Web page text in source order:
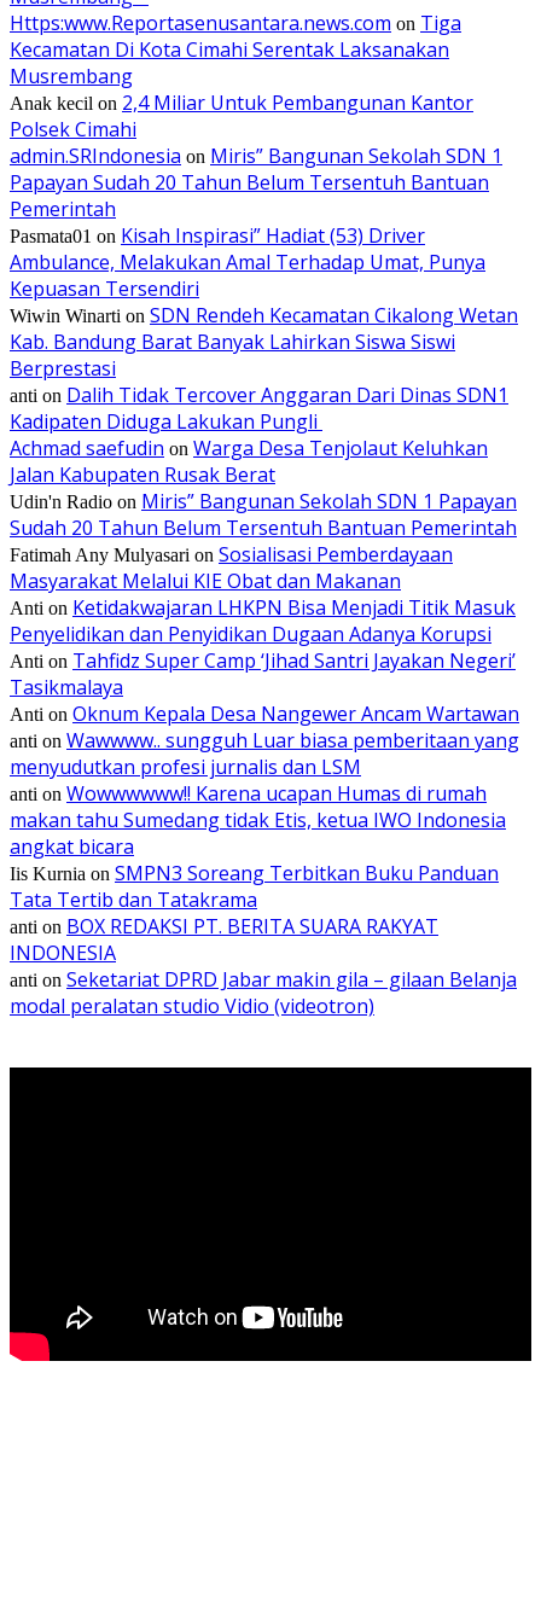
Https:www.Reportasenusantara.news.com on Tiga
Kecamatan Di Kota Cimahi Serentak Laksanakan
Musrembang
Anak kecil on 2,4 Miliar Untuk Pembangunan Kantor
Polsek Cimahi
admin.SRIndonesia on Miris” Bangunan Sekolah SDN 1
Papayan Sudah 20 Tahun Belum Tersentuh Bantuan
Pemerintah
Pasmata01 on Kisah Inspirasi” Hadiat (53) Driver
Ambulance, Melakukan Amal Terhadap Umat, Punya
Kepuasan Tersendiri
Wiwin Winarti on SDN Rendeh Kecamatan Cikalong Wetan
Kab. Bandung Barat Banyak Lahirkan Siswa Siswi
Berprestasi
anti on Dalih Tidak Tercover Anggaran Dari Dinas SDN1
Kadipaten Diduga Lakukan Pungli
Achmad saefudin on Warga Desa Tenjolaut Keluhkan
Jalan Kabupaten Rusak Berat
Udin'n Radio on Miris” Bangunan Sekolah SDN 1 Papayan
Sudah 20 Tahun Belum Tersentuh Bantuan Pemerintah
Fatimah Any Mulyasari on Sosialisasi Pemberdayaan
Masyarakat Melalui KIE Obat dan Makanan
Anti on Ketidakwajaran LHKPN Bisa Menjadi Titik Masuk
Penyelidikan dan Penyidikan Dugaan Adanya Korupsi
Anti on Tahfidz Super Camp ‘Jihad Santri Jayakan Negeri’
Tasikmalaya
Anti on Oknum Kepala Desa Nangewer Ancam Wartawan
anti on Wawwww.. sungguh Luar biasa pemberitaan yang
menyudutkan profesi jurnalis dan LSM
anti on Wowwwwww!! Karena ucapan Humas di rumah
makan tahu Sumedang tidak Etis, ketua IWO Indonesia
angkat bicara
Iis Kurnia on SMPN3 Soreang Terbitkan Buku Panduan
Tata Tertib dan Tatakrama
anti on BOX REDAKSI PT. BERITA SUARA RAKYAT
INDONESIA
anti on Seketariat DPRD Jabar makin gila – gilaan Belanja
modal peralatan studio Vidio (videotron)